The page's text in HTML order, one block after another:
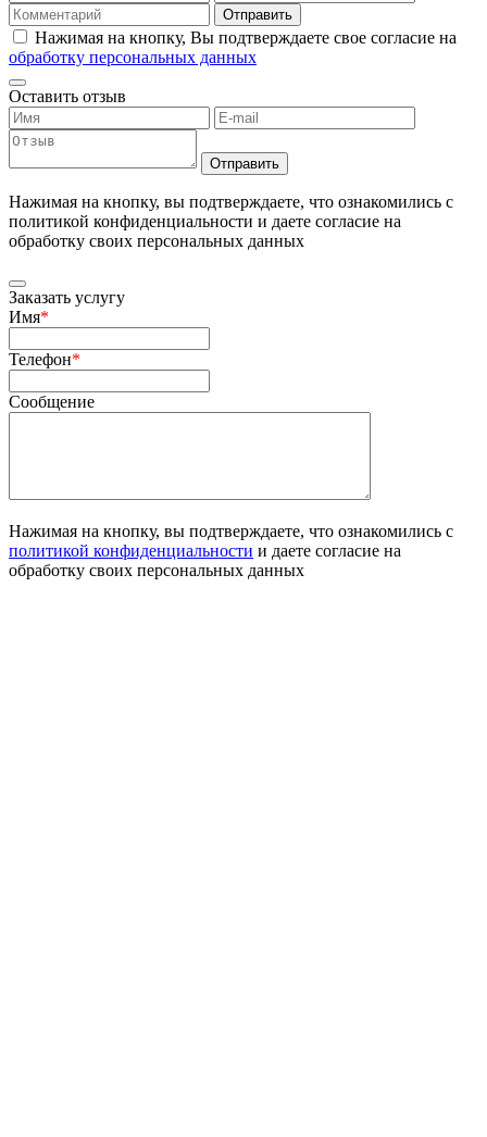
Отправить
Нажимая на кнопку, Вы подтверждаете свое согласие на
обработку персональных данных
Оставить отзыв
Отправить
Нажимая на кнопку, вы подтверждаете, что ознакомились с
политикой конфиденциальности и даете согласие на
обработку своих персональных данных
Заказать услугу
Имя*
Телефон*
Сообщение
Нажимая на кнопку, вы подтверждаете, что ознакомились с
политикой конфиденциальности и даете согласие на
обработку своих персональных данных